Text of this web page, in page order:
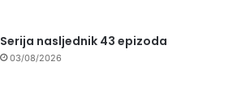
Serija nasljednik 43 epizoda
03/08/2026